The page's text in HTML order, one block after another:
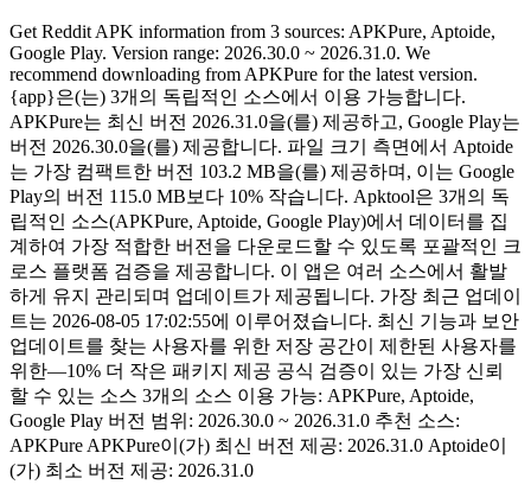
Get Reddit APK information from 3 sources: APKPure, Aptoide,
Google Play. Version range: 2026.30.0 ~ 2026.31.0. We
recommend downloading from APKPure for the latest version.
{app}은(는) 3개의 독립적인 소스에서 이용 가능합니다.
APKPure는 최신 버전 2026.31.0을(를) 제공하고, Google Play는
버전 2026.30.0을(를) 제공합니다. 파일 크기 측면에서 Aptoide
는 가장 컴팩트한 버전 103.2 MB을(를) 제공하며, 이는 Google
Play의 버전 115.0 MB보다 10% 작습니다. Apktool은 3개의 독
립적인 소스(APKPure, Aptoide, Google Play)에서 데이터를 집
계하여 가장 적합한 버전을 다운로드할 수 있도록 포괄적인 크
로스 플랫폼 검증을 제공합니다. 이 앱은 여러 소스에서 활발
하게 유지 관리되며 업데이트가 제공됩니다. 가장 최근 업데이
트는 2026-08-05 17:02:55에 이루어졌습니다. 최신 기능과 보안
업데이트를 찾는 사용자를 위한 저장 공간이 제한된 사용자를
위한—10% 더 작은 패키지 제공 공식 검증이 있는 가장 신뢰
할 수 있는 소스 3개의 소스 이용 가능: APKPure, Aptoide,
Google Play 버전 범위: 2026.30.0 ~ 2026.31.0 추천 소스:
APKPure APKPure이(가) 최신 버전 제공: 2026.31.0 Aptoide이
(가) 최소 버전 제공: 2026.31.0